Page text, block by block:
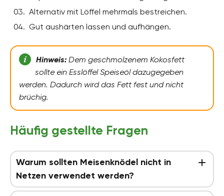
Alternativ mit Löffel mehrmals bestreichen.
Gut aushärten lassen und aufhängen.
Hinweis:Dem geschmolzenem Kokosfett
sollte ein Esslöffel Speiseöl dazugegeben
werden. Dadurch wird das Fett fest und nicht
brüchig.
Häufig gestellte Fragen
Warum sollten Meisenknödel nicht in
Netzen verwendet werden?